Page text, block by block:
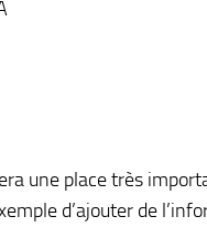
une place très
d’ajouter de